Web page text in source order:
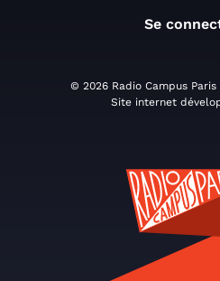
Se
© 2026 Radio Campus
Site internet